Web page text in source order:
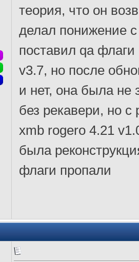
теория, что он
делал понижение
поставил qa
v3.7, но после
и нет, она была не
без рекавери, но
xmb rogero 4.21
была
флаги пропали